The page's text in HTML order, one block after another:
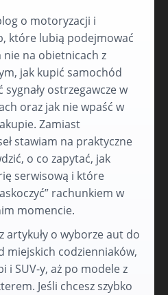
o motoryzacji i
które lubią podejmować
nie na obietnicach z
jak kupić samochód
ostrzegawcze w
oraz jak nie wpaść w
Zamiast
stawiam na praktyczne
o co zapytać, jak
serwisową i które
rachunkiem w
momencie.
artykuły o wyborze aut do
miejskich codzienniaków,
i SUV-y, aż po modele z
Jeśli chcesz szybko